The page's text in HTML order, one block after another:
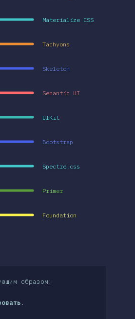
Bootstrap
Materialize CSS
Semantic UI
Foundation
UIKit
Tachyons
Primer
Skeleton
Spectre.css
образом:
.